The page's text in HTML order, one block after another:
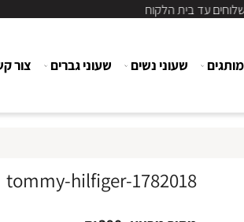
עד בית הלקוח
שעוני נשים שעוני גברים צור קשר
1782018-tommy-hilfiger